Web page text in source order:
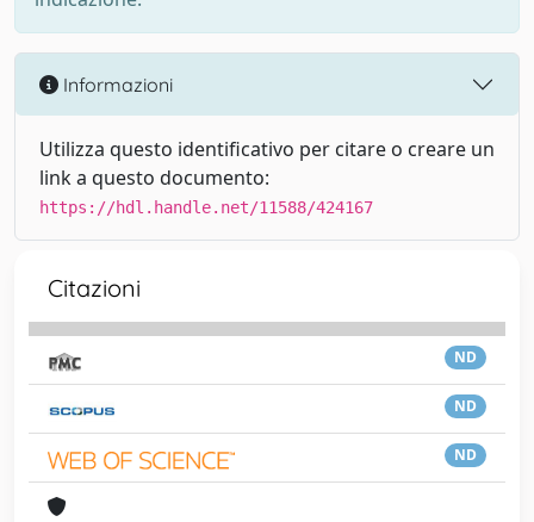
Informazioni
Utilizza questo identificativo per citare o creare un
link a questo documento:
https://hdl.handle.net/11588/424167
Citazioni
ND
ND
ND